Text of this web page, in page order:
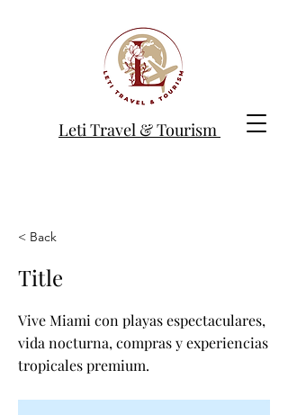
Leti Travel & Tourism
< Back
Title
Vive Miami con playas espectaculares,
vida nocturna, compras y experiencias
tropicales premium.